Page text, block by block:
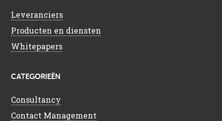
Leveranciers
Producten en diensten
Whitepapers
CATEGORIEËN
Consultancy
Contact Management